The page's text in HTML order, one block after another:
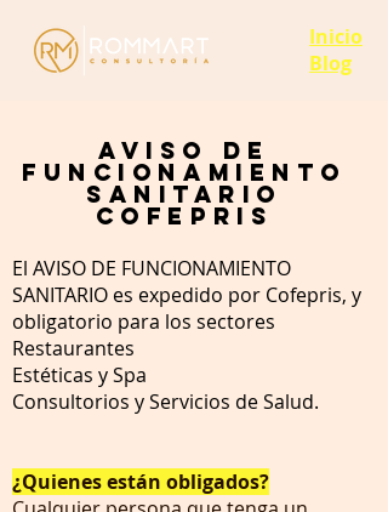
Inicio
Blog
AVISO DE
FUNCIONAMIENTO
SANITARIO
COFEPRIS
El AVISO DE FUNCIONAMIENTO
SANITARIO es expedido por Cofepris, y
obligatorio para los sectores
Restaurantes
Estéticas y Spa
Consultorios y Servicios de Salud.
¿Quienes están obligados?